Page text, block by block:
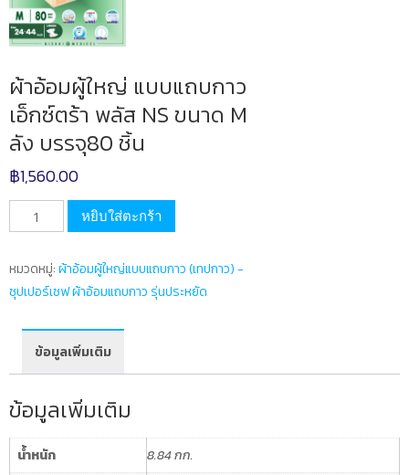
ผ้าอ้อมผู้ใหญ่ แบบแถบกาว
เอ็กซ์ตร้า พลัส NS ขนาด M
ลัง บรรจุ80 ชิ้น
฿1,560.00
จำนวน
ผ้า
ผู้ใหญ่
แบบ
แถบ
เอ็กซ์
พลัส
NS
ขนาด
หยิบใส่ตะกร้า
หมวดหมู่:ผ้าอ้อมผู้ใหญ่แบบแถบกาว (เทปกาว) -
ซุปเปอร์เซฟ ผ้าอ้อมแถบกาว รุ่นประหยัด
ข้อมูลเพิ่มเติม
ข้อมูลเพิ่มเติม
น้ำหนัก
8.84 กก.